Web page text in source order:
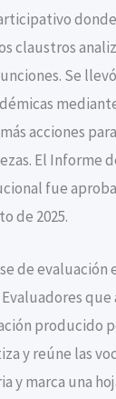
claustros
Se
acciones
El Informe
fue
de 2025.
de evaluación
que
producido
y reúne las
y marca una